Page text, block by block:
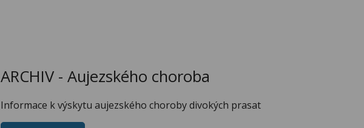
ARCHIV - Aujezského choroba
Informace k výskytu aujezského choroby divokých prasat